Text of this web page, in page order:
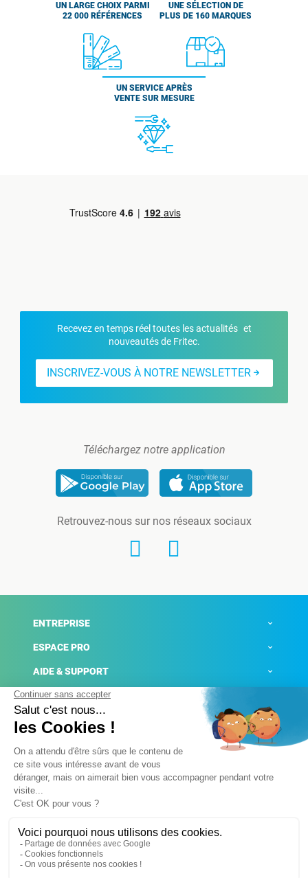
UN LARGE CHOIX PARMI
22 000 RÉFÉRENCES
UNE SÉLECTION DE
PLUS DE 160 MARQUES
UN SERVICE APRÈS
VENTE SUR MESURE
Recevez en temps réel toutes les actualités et
nouveautés de Fritec.
INSCRIVEZ-VOUS À NOTRE NEWSLETTER
Téléchargez notre application
Retrouvez-nous sur nos réseaux sociaux
ENTREPRISE
ESPACE PRO
AIDE & SUPPORT
ACTUALITÉS
Mentions légales
Conditions générales de ventes
Plateforme de signalement